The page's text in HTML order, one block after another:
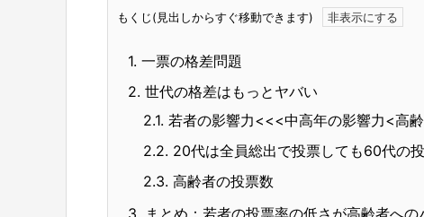
もくじ(見出しからすぐ移動できます)
1. 一票の格差問題
2. 世代の格差はもっとヤバい
2.1. 若者の影響力<<<中高年の影響力<高
2.2. 20代は全員総出で投票しても60代の
2.3. 高齢者の投票数
3. まとめ：若者の投票率の低さが高齢者へ